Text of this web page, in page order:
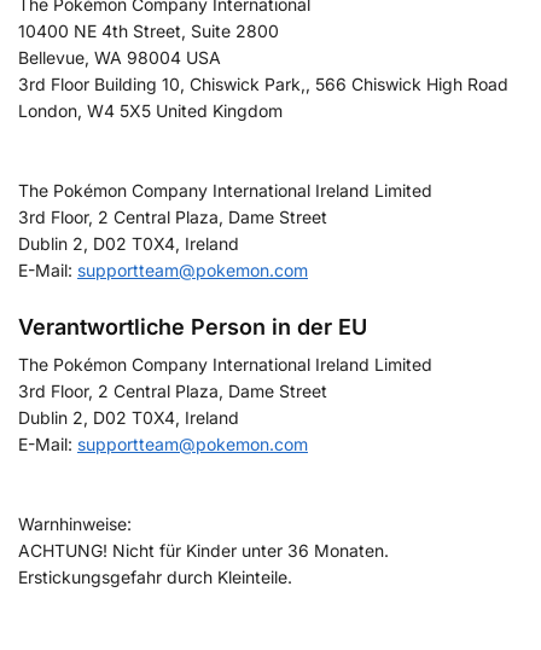
The Pokémon Company International
10400 NE 4th Street, Suite 2800
Bellevue, WA 98004 USA
3rd Floor Building 10, Chiswick Park,, 566 Chiswick High Road
London, W4 5X5 United Kingdom
The Pokémon Company International Ireland Limited
3rd Floor, 2 Central Plaza, Dame Street
Dublin 2, D02 T0X4, Ireland
E-Mail: supportteam@pokemon.com
Verantwortliche Person in der EU
The Pokémon Company International Ireland Limited
3rd Floor, 2 Central Plaza, Dame Street
Dublin 2, D02 T0X4, Ireland
E-Mail: supportteam@pokemon.com
Warnhinweise:
ACHTUNG! Nicht für Kinder unter 36 Monaten.
Erstickungsgefahr durch Kleinteile.